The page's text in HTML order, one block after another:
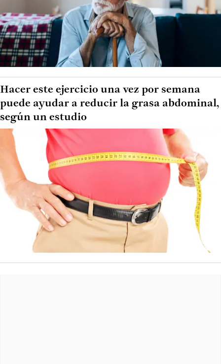
Hacer este ejercicio una vez por semana
puede ayudar a reducir la grasa abdominal,
según un estudio